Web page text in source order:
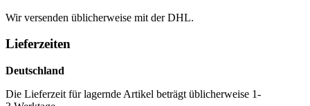
Wir versenden üblicherweise mit der DHL.
Lieferzeiten
Deutschland
Die Lieferzeit für lagernde Artikel beträgt üblicherweise 1-